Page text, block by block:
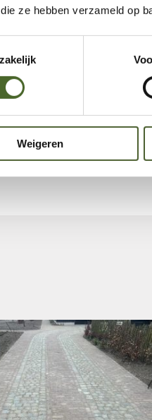
ze hebben verzameld op
Weigeren